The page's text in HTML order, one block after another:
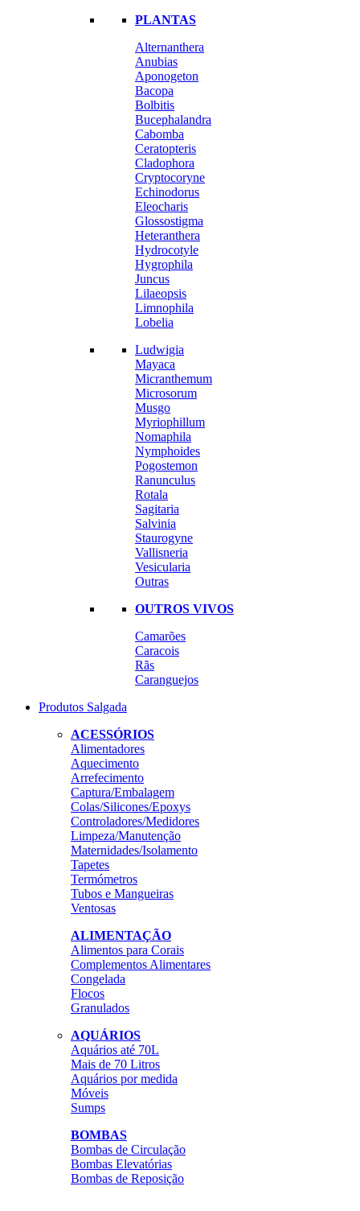
PLANTAS
Alternanthera
Anubias
Aponogeton
Bacopa
Bolbitis
Bucephalandra
Cabomba
Ceratopteris
Cladophora
Cryptocoryne
Echinodorus
Eleocharis
Glossostigma
Heteranthera
Hydrocotyle
Hygrophila
Juncus
Lilaeopsis
Limnophila
Lobelia
Ludwigia
Mayaca
Micranthemum
Microsorum
Musgo
Myriophillum
Nomaphila
Nymphoides
Pogostemon
Ranunculus
Rotala
Sagitaria
Salvinia
Staurogyne
Vallisneria
Vesicularia
Outras
OUTROS VIVOS
Camarões
Caracois
Rãs
Caranguejos
Produtos Salgada
ACESSÓRIOS
Alimentadores
Aquecimento
Arrefecimento
Captura/Embalagem
Colas/Silicones/Epoxys
Controladores/Medidores
Limpeza/Manutenção
Maternidades/Isolamento
Tapetes
Termómetros
Tubos e Mangueiras
Ventosas
ALIMENTAÇÃO
Alimentos para Corais
Complementos Alimentares
Congelada
Flocos
Granulados
AQUÁRIOS
Aquários até 70L
Mais de 70 Litros
Aquários por medida
Móveis
Sumps
BOMBAS
Bombas de Circulação
Bombas Elevatórias
Bombas de Reposição